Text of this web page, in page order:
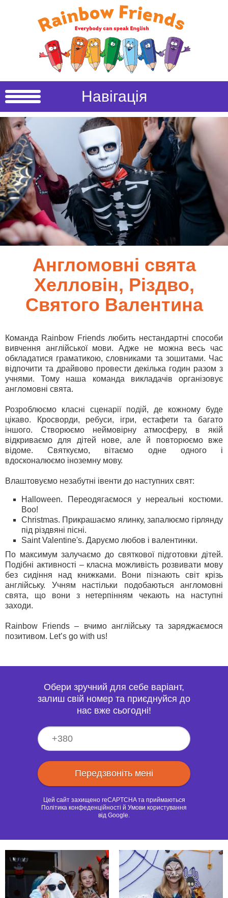
Навігація
Англомовні свята
Хелловін, Різдво,
Святого Валентина
Команда Rainbow Friends любить нестандартні способи
вивчення англійської мови. Адже не можна весь час
обкладатися граматикою, словниками та зошитами. Час
відпочити та драйвово провести декілька годин разом з
учнями. Тому наша команда викладачів організовує
англомовні свята.
Розроблюємо класні сценарії подій, де кожному буде
цікаво. Кросворди, ребуси, ігри, естафети та багато
іншого. Створюємо неймовірну атмосферу, в якій
відкриваємо для дітей нове, але й повторюємо вже
відоме. Святкуємо, вітаємо одне одного і
вдосконалюємо іноземну мову.
Влаштовуємо незабутні івенти до наступних свят:
Halloween. Переодягаємося у нереальні костюми.
Boo!
Christmas. Прикрашаємо ялинку, запалюємо гірлянду
під різдвяні пісні.
Saint Valentine's. Даруємо любов і валентинки.
По максимум залучаємо до святкової підготовки дітей.
Подібні активності – класна можливість розвивати мову
без сидіння над книжками. Вони пізнають світ крізь
англійську. Учням настільки подобаються англомовні
свята, що вони з нетерпінням чекають на наступні
заходи.
Rainbow Friends – вчимо англійську та заряджаємося
позитивом. Let’s go with us!
Обери зручний для себе варіант,
залиш свій номер та приєднуйся до
нас вже сьогодні!
Цей сайт захищено reCAPTCHA та приймаються
Політика конфеденційності й Умови користування
від Google.